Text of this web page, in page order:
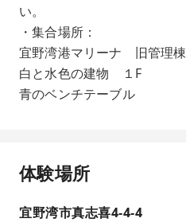
い。
・集合場所：
宜野湾港マリーナ 旧管理棟
白と水色の建物 １F
青のベンチテーブル
体験場所
宜野湾市真志喜4-4-4